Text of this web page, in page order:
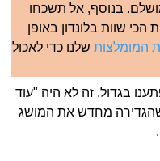
בנוסף, אל תשכחו
הכי שוות בלונדון באופן
המומלצות שלנו כדי לאכול
בגדול. זה לא היה "עוד
שהגדירה מחדש את המושג